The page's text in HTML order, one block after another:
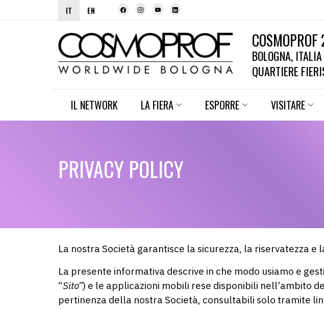
IT EN
BOLOGNA, ITALIA
QUARTIERE
IL NETWORK LA FIERA ESPORRE VISITARE
PRIVACY POLICY
La nostra Società garantisce la sicurezza, la riservatezza e
La presente informativa descrive in che modo usiamo e
“Sito”) e le applicazioni mobili rese disponibili nell’ambito
pertinenza della nostra Società, consultabili solo tramite